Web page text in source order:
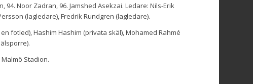
94. Noor Zadran, 96. Jamshed Asekzai. Ledare: Nils-Erik
(lagledare), Fredrik Rundgren (lagledare).
fotled), Hashim Hashim (privata skäl), Mohamed Rahmé
Stadion.